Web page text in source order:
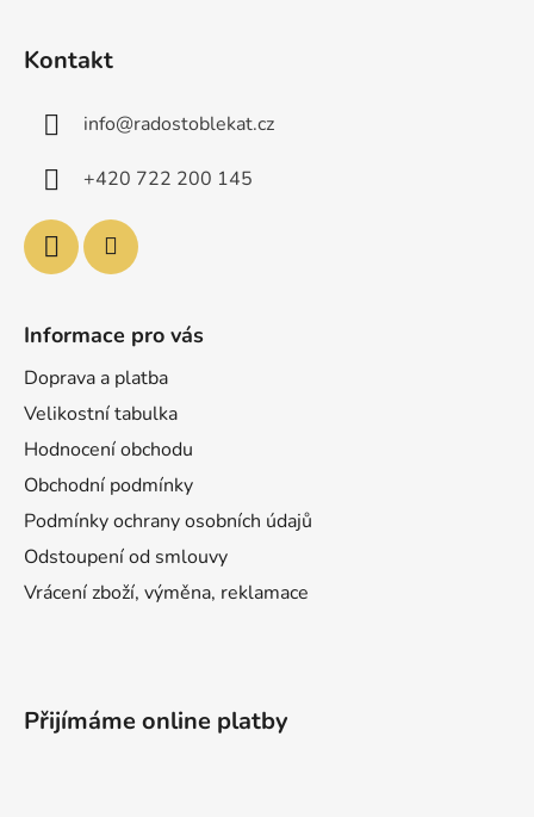
Kontakt
info@radostoblekat.cz
+420 722 200 145
Informace pro vás
Doprava a platba
Velikostní tabulka
Hodnocení obchodu
Obchodní podmínky
Podmínky ochrany osobních údajů
Odstoupení od smlouvy
Vrácení zboží, výměna, reklamace
Přijímáme online platby